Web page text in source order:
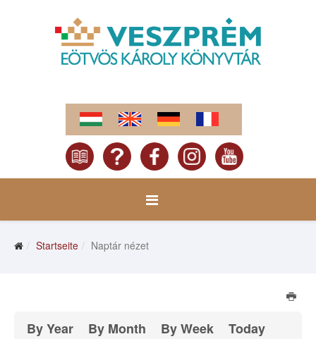
Startseite Naptár nézet
By Year By Month By Week
Today